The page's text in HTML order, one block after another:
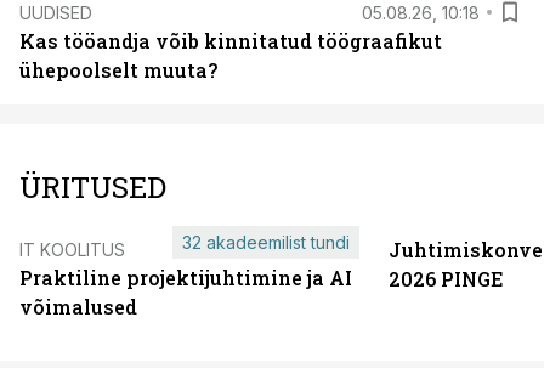
UUDISED 05.08.26, 10:18
Kas tööandja võib kinnitatud töögraafikut
ühepoolselt muuta?
ÜRITUSED
IT KOOLITUS
Praktiline projektijuhtimine ja AI
võimalused
32 akadeemilist tundi
2026 PINGE